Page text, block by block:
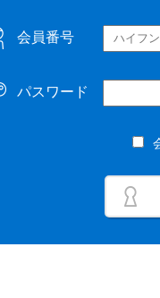
会員番号
パスワード